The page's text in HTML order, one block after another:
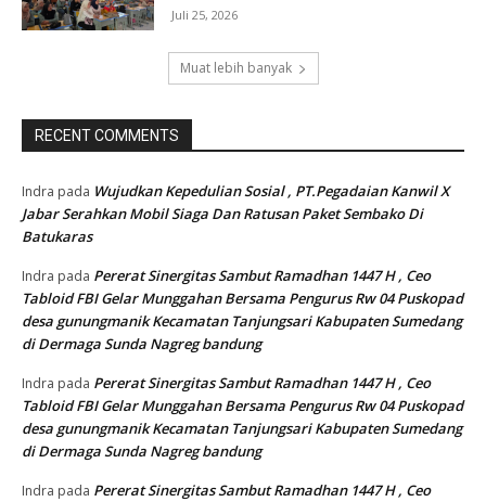
Juli 25, 2026
Muat lebih banyak
RECENT COMMENTS
Indra pada Wujudkan Kepedulian Sosial , PT.Pegadaian Kanwil X
Jabar Serahkan Mobil Siaga Dan Ratusan Paket Sembako Di
Batukaras
Indra pada Pererat Sinergitas Sambut Ramadhan 1447 H , Ceo
Tabloid FBI Gelar Munggahan Bersama Pengurus Rw 04 Puskopad
desa gunungmanik Kecamatan Tanjungsari Kabupaten Sumedang
di Dermaga Sunda Nagreg bandung
Indra pada Pererat Sinergitas Sambut Ramadhan 1447 H , Ceo
Tabloid FBI Gelar Munggahan Bersama Pengurus Rw 04 Puskopad
desa gunungmanik Kecamatan Tanjungsari Kabupaten Sumedang
di Dermaga Sunda Nagreg bandung
Indra pada Pererat Sinergitas Sambut Ramadhan 1447 H , Ceo